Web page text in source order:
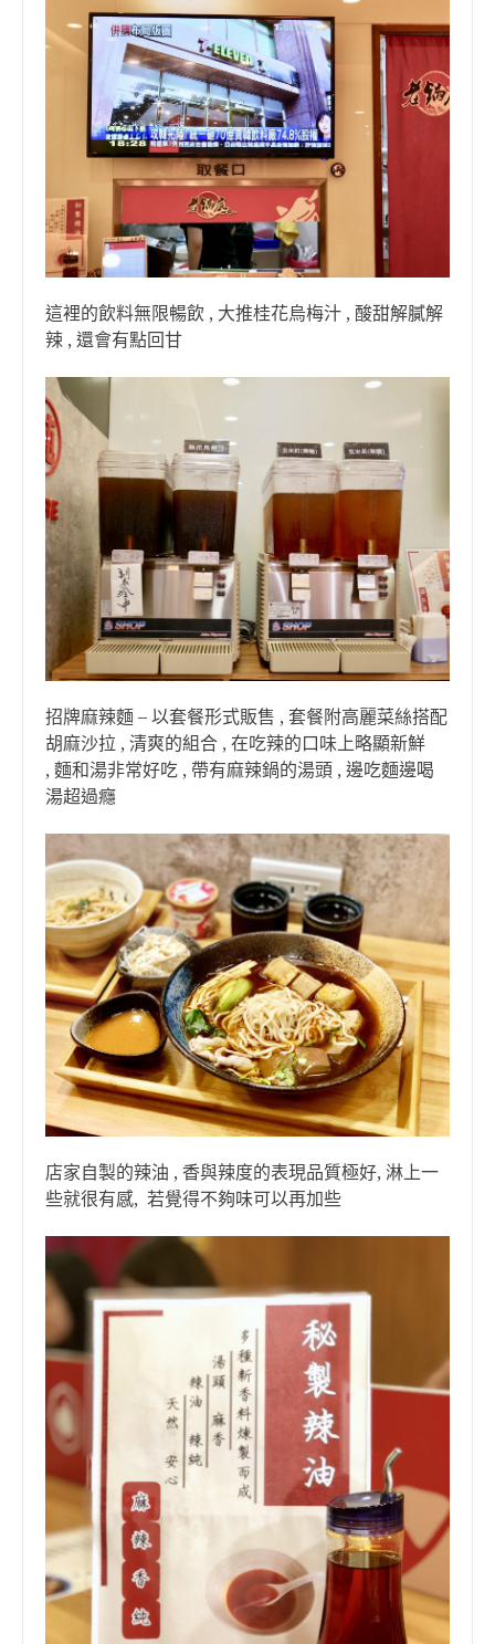
這裡的飲料無限暢飲 , 大推桂花烏梅汁 , 酸甜解膩解
辣 , 還會有點回甘
招牌麻辣麵 – 以套餐形式販售 , 套餐附高麗菜絲搭配
胡麻沙拉 , 清爽的組合 , 在吃辣的口味上略顯新鮮
, 麵和湯非常好吃 , 帶有麻辣鍋的湯頭 , 邊吃麵邊喝
湯超過癮
店家自製的辣油 , 香與辣度的表現品質極好, 淋上一
些就很有感, 若覺得不夠味可以再加些